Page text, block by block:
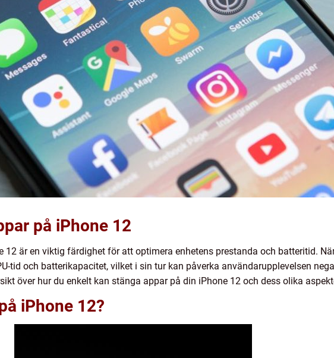
på iPhone 12
12 är en viktig färdighet för att optimera enhetens prestanda och batteritid.
tid och batterikapacitet, vilket i sin tur kan påverka användarupplevelsen
över hur du enkelt kan stänga appar på din iPhone 12 och dess olika
iPhone 12?